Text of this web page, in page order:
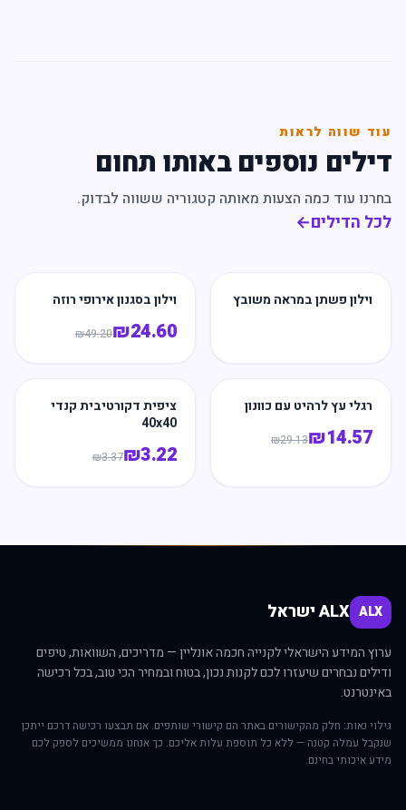
עוד שווה לראות
דילים נוספים באותו תחום
בחרנו עוד כמה הצעות מאותה קטגוריה ששווה לבדוק.
לכל הדילים←
וילון פשתן במראה משובץ וילון בסגנון אירופי רוזה
₪24.60
₪49.20
רגלי עץ לרהיט עם כוונון
₪14.57
₪29.13
ציפית דקורטיבית קנדי
40x40
₪3.22
₪3.37
ALX ALX ישראל
ערוץ המידע הישראלי לקנייה חכמה אונליין — מדריכים, השוואות, טיפים
ודילים נבחרים שיעזרו לכם לקנות נכון, בטוח ובמחיר הכי טוב, בכל רכישה
באינטרנט.
גילוי נאות: חלק מהקישורים באתר הם קישורי שותפים. אם תבצעו רכישה דרכם ייתכן
שנקבל עמלה קטנה — ללא כל תוספת עלות אליכם. כך אנחנו ממשיכים לספק לכם
מידע איכותי בחינם.